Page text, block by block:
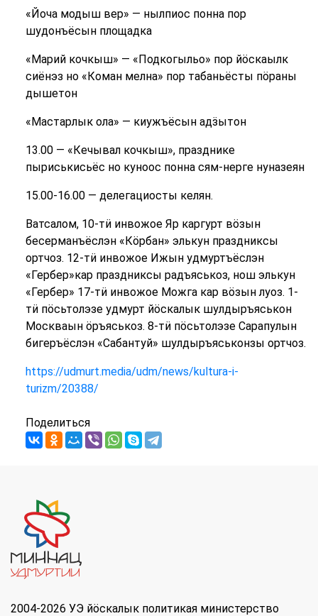
«Йоча модыш вер» — нылпиос понна пор
шудонъёсын площадка
«Марий кочкыш» — «Подкогыльо» пор йӧскаылк
сиёнэз но «Коман мелна» пор табаньёсты пӧраны
дышетон
«Мастарлык ола» — киужъёсын адӟытон
13.00 — «Кечывал кочкыш», празднике
пыриськисьёс но куноос понна сям-нерге нуназеян
15.00-16.00 — делегациосты келян.
Ватсалом, 10-тӥ инвожое Яр каргурт вӧзын
бесерманъёслэн «Кӧрбан» элькун праздниксы
ортчоз. 12-тӥ инвожое Ижын удмуртъёслэн
«Гербер»кар праздниксы радъяськоз, нош элькун
«Гербер» 17-тӥ инвожое Можга кар вӧзын луоз. 1-
тӥ пӧсьтолэзе удмурт йӧскалык шулдыръяськон
Москваын ӧръяськоз. 8-тӥ пӧсьтолэзе Сарапулын
бигеръёслэн «Сабантуй» шулдыръяськонзы ортчоз.
https://udmurt.media/udm/news/kultura-i-
turizm/20388/
Поделиться
2004-2026 УЭ йöскалык политикая министерство